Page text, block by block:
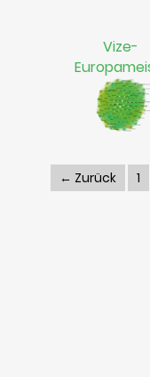
Vize-
← Zurück 1